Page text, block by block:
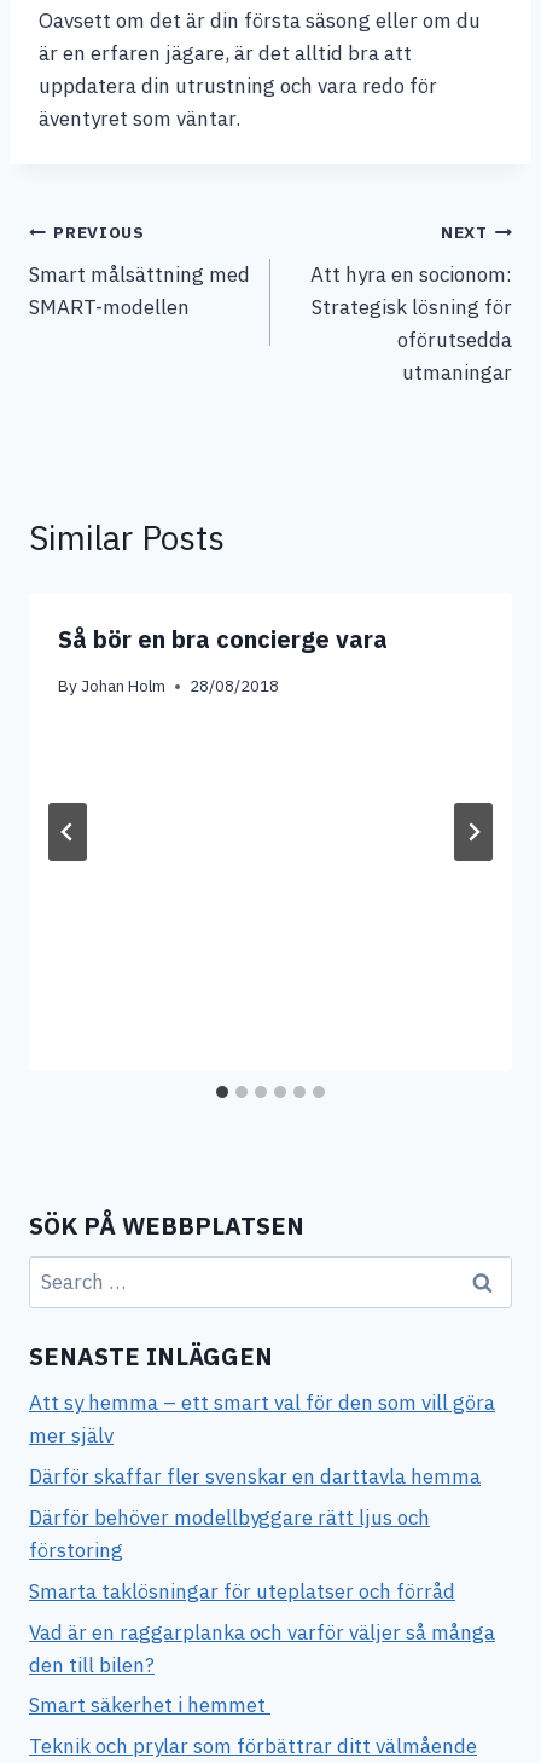
Oavsett om det är din första säsong eller om du
är en erfaren jägare, är det alltid bra att
uppdatera din utrustning och vara redo för
äventyret som väntar.
Post
navigation
PREVIOUS
Smart målsättning med
SMART-modellen
NEXT
Att hyra en socionom:
Strategisk lösning för
oförutsedda
utmaningar
Similar Posts
Så bör en bra concierge vara
ByJohan Holm 28/08/2018
SÖK PÅ WEBBPLATSEN
Search
for:
SENASTE INLÄGGEN
Att sy hemma – ett smart val för den som vill göra
mer själv
Därför skaffar fler svenskar en darttavla hemma
Därför behöver modellbyggare rätt ljus och
förstoring
Smarta taklösningar för uteplatser och förråd
Vad är en raggarplanka och varför väljer så många
den till bilen?
Smart säkerhet i hemmet
Teknik och prylar som förbättrar ditt välmående